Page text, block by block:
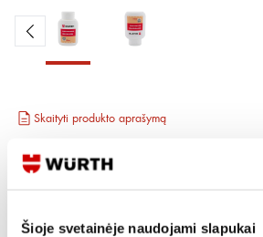
Šioje svetainėje naudojami slapukai
Skaityti produkto aprašymą
Produkto Nr. 0890 600 218
Prisijungti / Registruotis